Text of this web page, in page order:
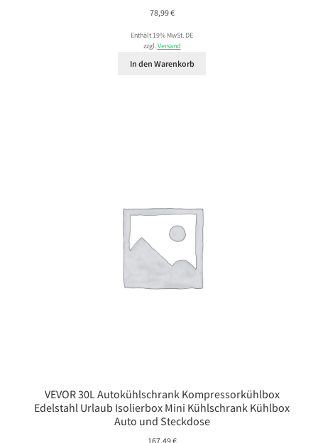
78,99€
Enthält 19% MwSt. DE
zzgl.Versand
In den Warenkorb
VEVOR 30L Autokühlschrank Kompressorkühlbox
Edelstahl Urlaub Isolierbox Mini Kühlschrank Kühlbox
Auto und Steckdose
167,49€